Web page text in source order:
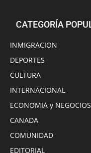
CATEGORÍA
INMIGRACION
DEPORTES
CULTURA
INTERNACIONAL
ECONOMIA y NEGOCIOS
CANADA
COMUNIDAD
EDITORIAL